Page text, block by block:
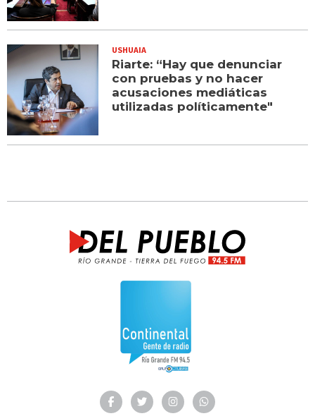
USHUAIA
Riarte: “Hay que denunciar
con pruebas y no hacer
acusaciones mediáticas
utilizadas políticamente"